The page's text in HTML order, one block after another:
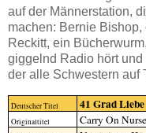
auf der Männerstation,
machen: Bernie
Reckitt, ein
giggelnd Radio hört
der alle Schwestern auf
Deutscher Titel 41 Grad Liebe
Originaltitel Carry On Nurse